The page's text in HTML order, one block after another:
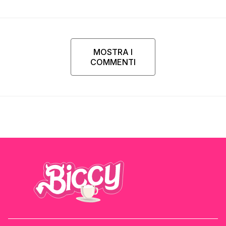
MOSTRA I
COMMENTI